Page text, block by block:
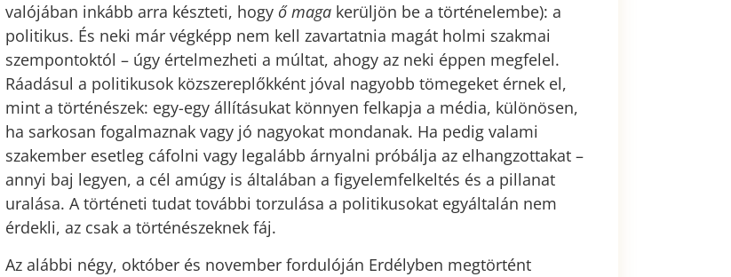
valójában inkább arra készteti, hogy ő magakerüljön be a történelembe): a
politikus. És neki már végképp nem kell zavartatnia magát holmi szakmai
szempontoktól – úgy értelmezheti a múltat, ahogy az neki éppen megfelel.
Ráadásul a politikusok közszereplőkként jóval nagyobb tömegeket érnek el,
mint a történészek: egy-egy állításukat könnyen felkapja a média, különösen,
ha sarkosan fogalmaznak vagy jó nagyokat mondanak. Ha pedig valami
szakember esetleg cáfolni vagy legalább árnyalni próbálja az elhangzottakat –
annyi baj legyen, a cél amúgy is általában a figyelemfelkeltés és a pillanat
uralása. A történeti tudat további torzulása a politikusokat egyáltalán nem
érdekli, az csak a történészeknek fáj.
Az alábbi négy, október és november fordulóján Erdélyben megtörtént